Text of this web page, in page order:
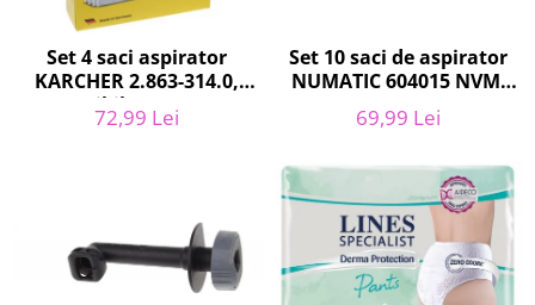
Mobila dormitor
Mobila gradina & terasa
Mobila Living & Dining
Organizare si depozitare
Silicon, spume si solutii tehnice
Sisteme Incalzire
Textile si covoare
Set 4 saci aspirator
KARCHER 2.863-314.0,
compatibil cu WD, KWD,
SE
72,99 Lei
Set 10 saci de aspirator
NUMATIC 604015 NVM-
1CH, 9L
69,99 Lei